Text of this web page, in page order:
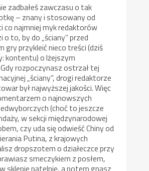
zadbałeś zawczasu o tak
– znany i stosowany od
co najmniej myk redaktorów
o to, by do „ściany” przed
gry przykleić nieco treści (dziś
kontentu) o lżejszym
rozpoczynasz ostrzał tej
„ściany”, drogi redaktorze
był najwyższej jakości. Więc
o najnowszych
(choć to jeszcze
w sekcji międzynarodowej
czy uda się odwieść Chiny od
Putina, z krajowych
dropszotem o działeczce przy
smeczykiem z posłem,
sklepie patelnię, a potem gnasz